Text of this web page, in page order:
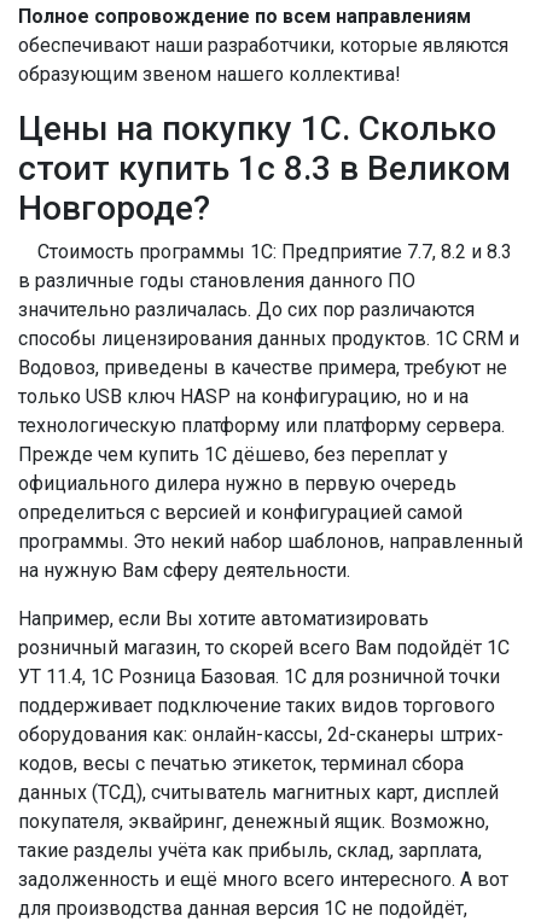
Полное сопровождение по всем направлениям
обеспечивают наши разработчики, которые являются
образующим звеном нашего коллектива!
Цены на покупку 1С. Сколько
стоит купить 1с 8.3 в Великом
Новгороде?
Стоимость программы 1С: Предприятие 7.7, 8.2 и 8.3
в различные годы становления данного ПО
значительно различалась. До сих пор различаются
способы лицензирования данных продуктов. 1С CRM и
Водовоз, приведены в качестве примера, требуют не
только USB ключ HASP на конфигурацию, но и на
технологическую платформу или платформу сервера.
Прежде чем купить 1С дёшево, без переплат у
официального дилера нужно в первую очередь
определиться с версией и конфигурацией самой
программы. Это некий набор шаблонов, направленный
на нужную Вам сферу деятельности.
Например, если Вы хотите автоматизировать
розничный магазин, то скорей всего Вам подойдёт 1С
УТ 11.4, 1С Розница Базовая. 1С для розничной точки
поддерживает подключение таких видов торгового
оборудования как: онлайн-кассы, 2d-сканеры штрих-
кодов, весы с печатью этикеток, терминал сбора
данных (ТСД), считыватель магнитных карт, дисплей
покупателя, эквайринг, денежный ящик. Возможно,
такие разделы учёта как прибыль, склад, зарплата,
задолженность и ещё много всего интересного. А вот
для производства данная версия 1С не подойдёт,